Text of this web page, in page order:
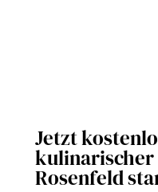
Jetzt
Rosenfeld